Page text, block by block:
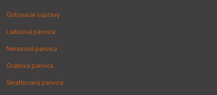
Grilovacie súpravy
Liatinová panvica
Nerezová panvica
Oceľová panvica
Smaltovaná panvica